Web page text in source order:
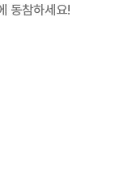
동참하세요!